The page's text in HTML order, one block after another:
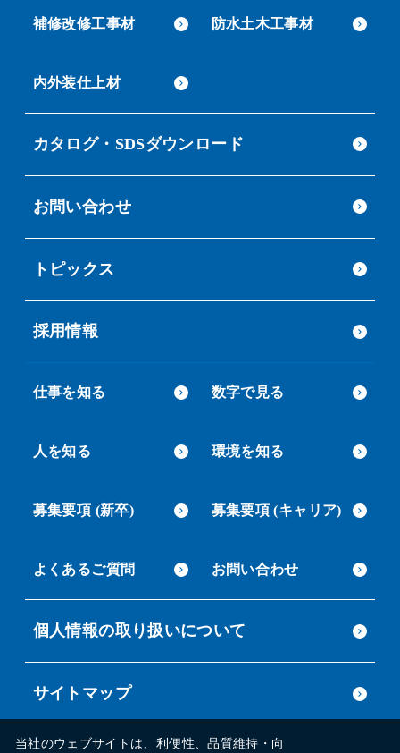
補修改修工事材 防水土木工事材
内外装仕上材
カタログ・SDSダウンロード
お問い合わせ
トピックス
採用情報
仕事を知る 数字で見る
人を知る 環境を知る
募集要項 (新卒) 募集要項 (キャリア)
よくあるご質問 お問い合わせ
個人情報の取り扱いについて
サイトマップ
当社のウェブサイトは、利便性、品質維持・向